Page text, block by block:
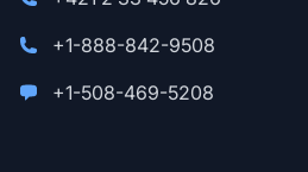
+1-888-842-9508
+1-508-469-5208